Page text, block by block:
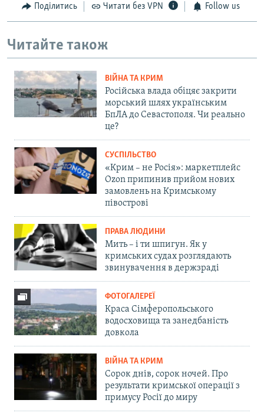
Поділитись Читати без VPN Follow us
Читайте також
ВІЙНА ТА КРИМ
Російська влада обіцяє закрити
морський шлях українським
БпЛА до Севастополя. Чи реально
це?
СУСПІЛЬСТВО
«Крим – не Росія»: маркетплейс
Ozon припинив прийом нових
замовлень на Кримському
півострові
ПРАВА ЛЮДИНИ
Мить – і ти шпигун. Як у
кримських судах розглядають
звинувачення в держзраді
ФОТОГАЛЕРЕЇ
Краса Сімферопольського
водосховища та занедбаність
довкола
ВІЙНА ТА КРИМ
Сорок днів, сорок ночей. Про
результати кримської операції з
примусу Росії до миру